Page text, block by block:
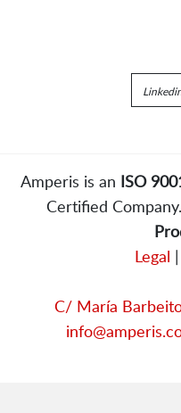
Amperis is an ISO
Certified
Legal |
C/ María